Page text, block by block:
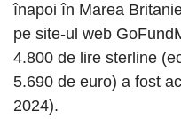
înapoi în Marea
pe site-ul web
4.800 de lire sterline
5.690 de euro) a fost
2024).